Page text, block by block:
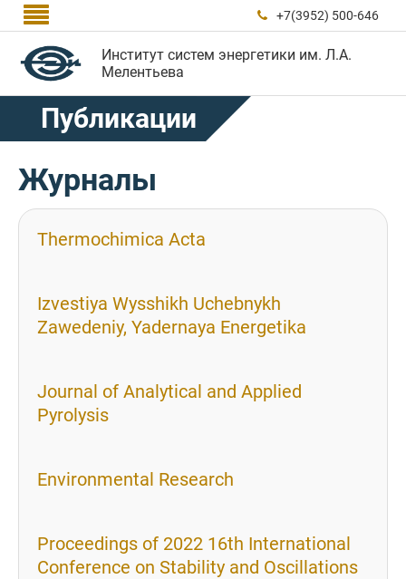
  +7(3952) 500-646
Институт систем энергетики им. Л.А.
Мелентьева
Публикации
Журналы
Thermochimica Acta
Izvestiya Wysshikh Uchebnykh
Zawedeniy, Yadernaya Energetika
Journal of Analytical and Applied
Pyrolysis
Environmental Research
Proceedings of 2022 16th International
Conference on Stability and Oscillations